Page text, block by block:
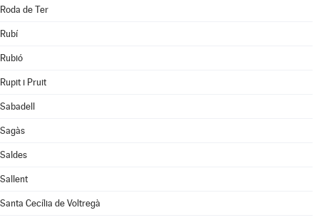
Roda de Ter
Rubí
Rubió
Rupit i Pruit
Sabadell
Sagàs
Saldes
Sallent
Santa Cecília de Voltregà